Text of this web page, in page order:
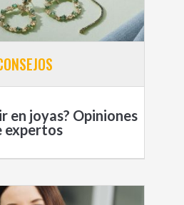
en joyas? Opiniones
expertos